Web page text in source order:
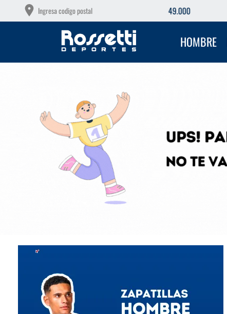
Ingresa codigo postal
GRATIS A PARTIR DE $149.000
HOMBRE